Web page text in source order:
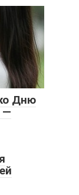
Дню
—